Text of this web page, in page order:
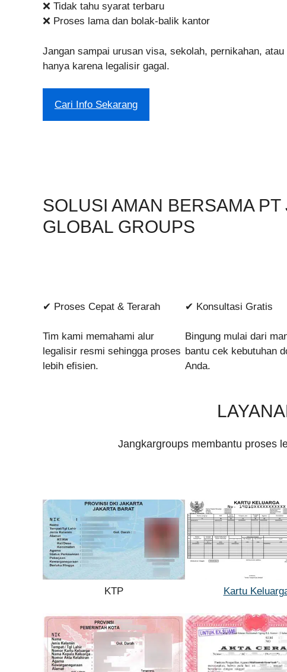
❌ Tidak tahu syarat terbaru
❌ Proses lama dan bolak-balik kantor
Jangan sampai urusan visa, sekolah, pernikahan,
hanya karena legalisir gagal.
Cari Info Sekarang
SOLUSI AMAN BERSAMA PT
GLOBAL GROUPS
✔ Proses Cepat & Terarah
Tim kami memahami alur
legalisir resmi sehingga proses
lebih efisien.
✔ Konsultasi Gratis
Bingung mulai dari
bantu cek kebutuhan
Anda.
Jangkargroups membantu proses
KTP Kartu